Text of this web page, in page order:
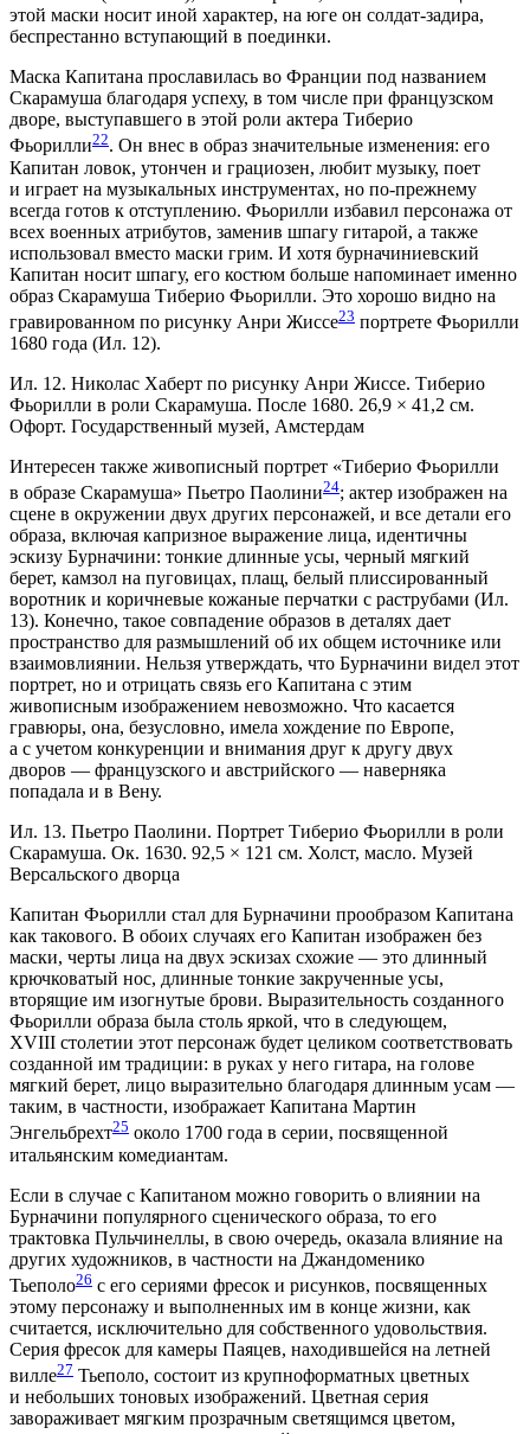
этой маски носит иной характер, на юге он солдат-задира,
беспрестанно вступающий в поединки.
Маска Капитана прославилась во Франции под названием
Скарамуша благодаря успеху, в том числе при французском
дворе, выступавшего в этой роли актера Тиберио
Фьорилли22. Он внес в образ значительные изменения: его
Капитан ловок, утончен и грациозен, любит музыку, поет
и играет на музыкальных инструментах, но по-прежнему
всегда готов к отступлению. Фьорилли избавил персонажа от
всех военных атрибутов, заменив шпагу гитарой, а также
использовал вместо маски грим. И хотя бурначиниевский
Капитан носит шпагу, его костюм больше напоминает именно
образ Скарамуша Тиберио Фьорилли. Это хорошо видно на
гравированном по рисунку Анри Жиссе23 портрете Фьорилли
1680 года (Ил. 12).
Ил. 12. Николас Хаберт по рисунку Анри Жиссе. Тиберио
Фьорилли в роли Скарамуша. После 1680. 26,9 × 41,2 см.
Офорт. Государственный музей, Амстердам
Интересен также живописный портрет «Тиберио Фьорилли
в образе Скарамуша» Пьетро Паолини24; актер изображен на
сцене в окружении двух других персонажей, и все детали его
образа, включая капризное выражение лица, идентичны
эскизу Бурначини: тонкие длинные усы, черный мягкий
берет, камзол на пуговицах, плащ, белый плиссированный
воротник и коричневые кожаные перчатки с раструбами (Ил.
13). Конечно, такое совпадение образов в деталях дает
пространство для размышлений об их общем источнике или
взаимовлиянии. Нельзя утверждать, что Бурначини видел этот
портрет, но и отрицать связь его Капитана с этим
живописным изображением невозможно. Что касается
гравюры, она, безусловно, имела хождение по Европе,
а с учетом конкуренции и внимания друг к другу двух
дворов — французского и австрийского — наверняка
попадала и в Вену.
Ил. 13. Пьетро Паолини. Портрет Тиберио Фьорилли в роли
Скарамуша. Ок. 1630. 92,5 × 121 см. Холст, масло. Музей
Версальского дворца
Капитан Фьорилли стал для Бурначини прообразом Капитана
как такового. В обоих случаях его Капитан изображен без
маски, черты лица на двух эскизах схожие — это длинный
крючковатый нос, длинные тонкие закрученные усы,
вторящие им изогнутые брови. Выразительность созданного
Фьорилли образа была столь яркой, что в следующем,
XVIII столетии этот персонаж будет целиком соответствовать
созданной им традиции: в руках у него гитара, на голове
мягкий берет, лицо выразительно благодаря длинным усам —
таким, в частности, изображает Капитана Мартин
Энгельбрехт25 около 1700 года в серии, посвященной
итальянским комедиантам.
Если в случае с Капитаном можно говорить о влиянии на
Бурначини популярного сценического образа, то его
трактовка Пульчинеллы, в свою очередь, оказала влияние на
других художников, в частности на Джандоменико
Тьеполо26 с его сериями фресок и рисунков, посвященных
этому персонажу и выполненных им в конце жизни, как
считается, исключительно для собственного удовольствия.
Серия фресок для камеры Паяцев, находившейся на летней
вилле27 Тьеполо, состоит из крупноформатных цветных
и небольших тоновых изображений. Цветная серия
завораживает мягким прозрачным светящимся цветом,